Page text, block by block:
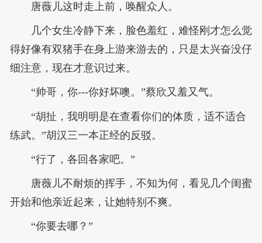
唐薇儿这时走上前，唤醒众人。
几个女生冷静下来，脸色羞红，难怪刚才怎么觉
得好像有双猪手在身上游来游去的，只是太兴奋没仔
细注意，现在才意识过来。
“帅哥，你---你好坏噢。”蔡欣又羞又气。
“胡扯，我明明是在查看你们的体质，适不适合
练武。”胡汉三一本正经的反驳。
“行了，各回各家吧。”
唐薇儿不耐烦的挥手，不知为何，看见几个闺蜜
开始和他亲近起来，让她特别不爽。
“你要去哪？”